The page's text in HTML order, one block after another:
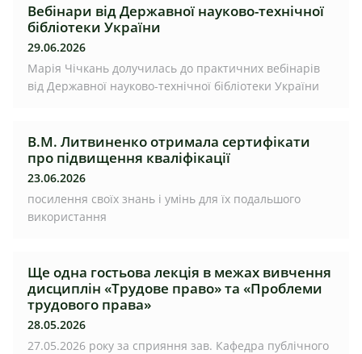
Вебінари від Державної науково-технічної
бібліотеки України
29.06.2026
Марія Чічкань долучилась до практичних вебінарів
від Державної науково-технічної бібліотеки України
В.М. Литвиненко отримала сертифікати
про підвищення кваліфікації
23.06.2026
посилення своїх знань і умінь для їх подальшого
використання
Ще одна гостьова лекція в межах вивчення
дисциплін «Трудове право» та «Проблеми
трудового права»
28.05.2026
27.05.2026 року за сприяння зав. Кафедра публічного